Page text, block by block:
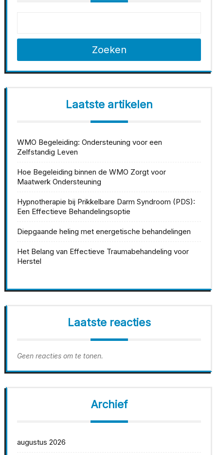
Zoeken
Laatste artikelen
WMO Begeleiding: Ondersteuning voor een
Zelfstandig Leven
Hoe Begeleiding binnen de WMO Zorgt voor
Maatwerk Ondersteuning
Hypnotherapie bij Prikkelbare Darm Syndroom (PDS):
Een Effectieve Behandelingsoptie
Diepgaande heling met energetische behandelingen
Het Belang van Effectieve Traumabehandeling voor
Herstel
Laatste reacties
Geen reacties om te tonen.
Archief
augustus 2026